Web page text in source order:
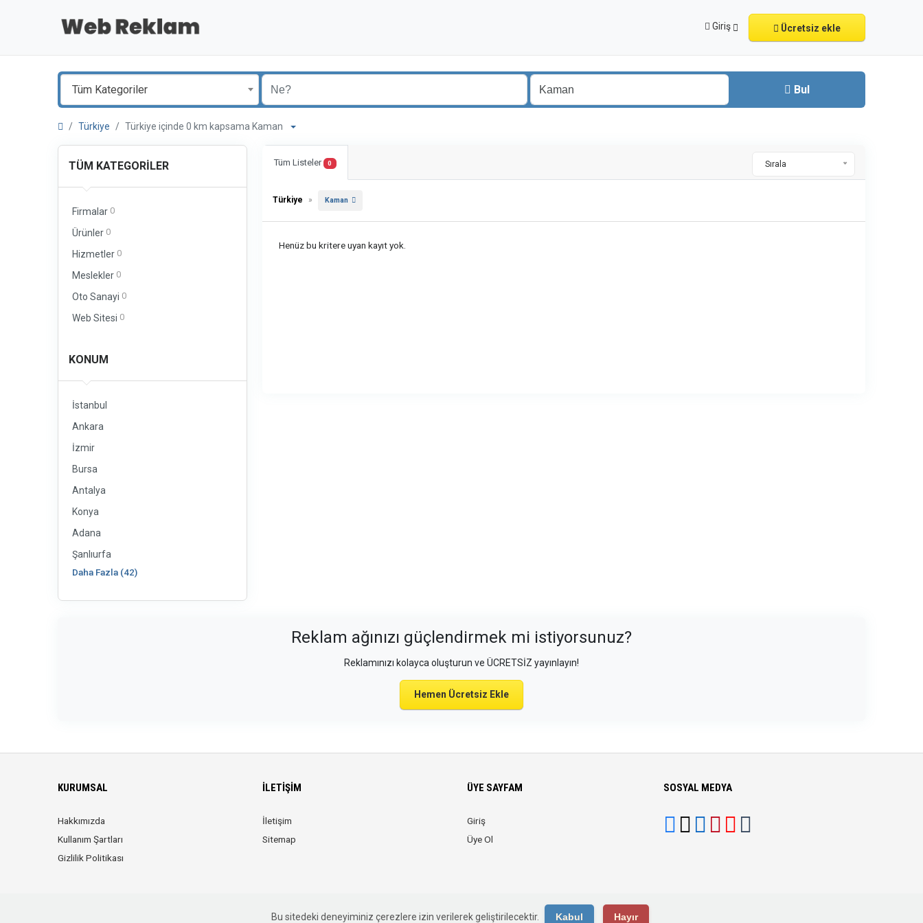
Giriş Ücretsiz ekle
Tüm Kategoriler Bul
Türkiye Türkiye içinde 0 km kapsama Kaman
TÜM KATEGORILER
Firmalar 0
Ürünler 0
Hizmetler 0
Meslekler 0
Oto Sanayi 0
Web Sitesi 0
KONUM
İstanbul
Ankara
İzmir
Bursa
Antalya
Konya
Adana
Şanlıurfa
Daha Fazla (42)
Tüm Listeler 0 Sırala
Türkiye » Kaman
Henüz bu kritere uyan kayıt yok.
Reklam ağınızı güçlendirmek mi istiyorsunuz?
Reklamınızı kolayca oluşturun ve ÜCRETSİZ yayınlayın!
Hemen Ücretsiz Ekle
KURUMSAL
Hakkımızda
Kullanım Şartları
Gizlilik Politikası
İLETIŞIM
İletişim
Sitemap
ÜYE SAYFAM
Giriş
Üye Ol
SOSYAL MEDYA
Bu sitedeki deneyiminiz çerezlere izin verilerek geliştirilecektir. Kabul Hayır